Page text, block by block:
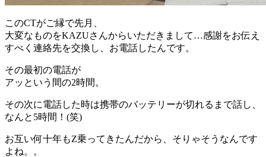
このCTがご縁で先月、
大変なものをKAZUさんからいただきまして…感謝をお伝え
すべく連絡先を交換し、お電話したんです。
その最初の電話が
アッという間の2時間。
その次に電話した時は携帯のバッテリーが切れるまで話し、
なんと5時間！(笑)
お互い何十年もZ乗ってきたんだから、そりゃそうなんです
よね。。